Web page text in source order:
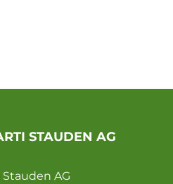
STAUDEN AG
AG